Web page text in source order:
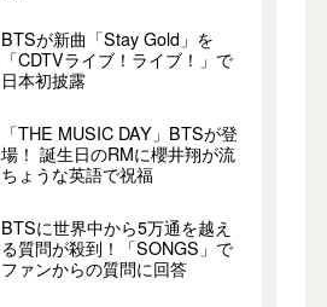
BTSが新曲「Stay Gold」を
「CDTVライブ！ライブ！」で
日本初披露
「THE MUSIC DAY」BTSが登
場！ 誕生日のRMに櫻井翔が流
ちょうな英語で祝福
BTSに世界中から5万通を越え
る質問が殺到！「SONGS」で
ファンからの質問に回答